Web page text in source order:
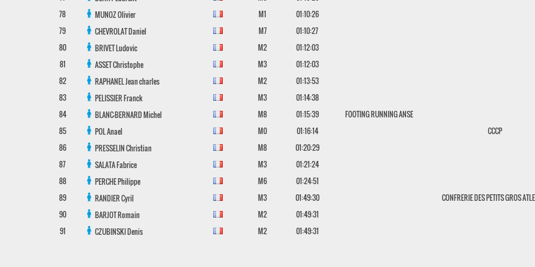
78
MUNOZOlivier M1
01:10:26
79
CHEVROLATDaniel M7
01:10:27
80
BRIVETLudovic M2
01:12:03
81
ASSETChristophe M3
01:12:03
82
RAPHANELJean charles M2
01:13:53
83
PELISSIERFranck M3
01:14:38
84
BLANC-BERNARDMichel M8 01:15:39
FOOTING RUNNING ANSE
85
POLAnael M0 01:16:14
CCCP
86
PRESSELINChristian M8
01:20:29
87
SALATAFabrice M3
01:21:24
88
PERCHEPhilippe M6
01:24:51
89
RANDIERCyril M3 01:49:30
CONFRERIE DES PETITS GROS
90
BARJOTRomain M2
01:49:31
91
CZUBINSKIDenis M2 01:49:31